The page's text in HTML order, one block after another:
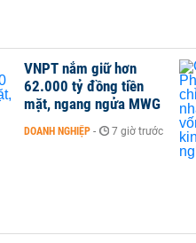
VNPT nắm giữ hơn
62.000 tỷ đồng tiền
mặt, ngang ngửa MWG
DOANH NGHIỆP - 7 giờ trước